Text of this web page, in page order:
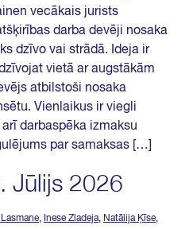
vecākais jurists
darba devēji nosaka
dzīvo vai strādā. Ideja ir
vietā ar augstākām
atbilstoši nosaka
Vienlaikus ir viegli
darbaspēka izmaksu
par samaksas […]
Jūlijs 2026
, Inese Zladeja, Natālija Ķīse,